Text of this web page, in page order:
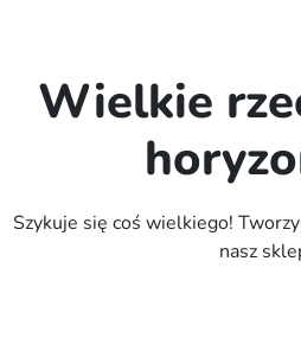
Wielkie
Szykuje się coś wielkiego!
nasz